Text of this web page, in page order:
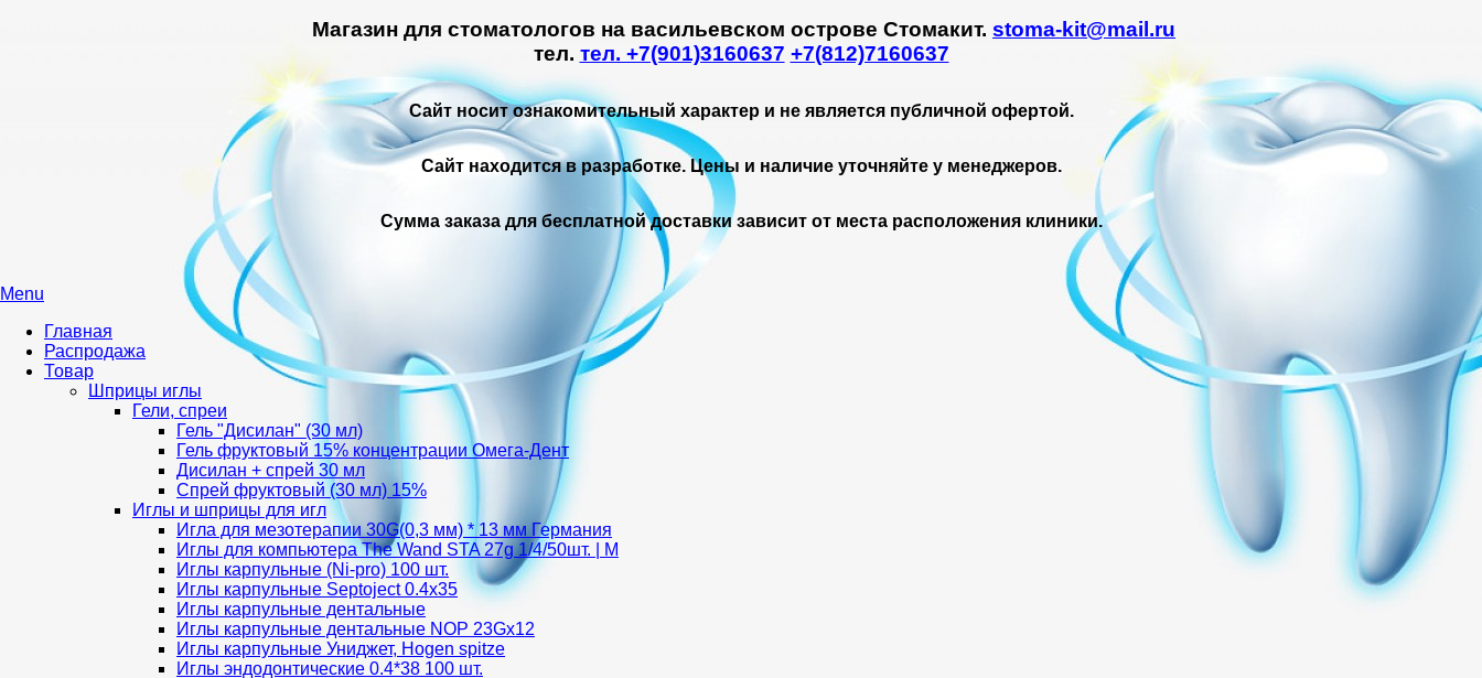
Магазин для стоматологов на васильевском острове Стомакит. stoma-kit@mail.ru
тел. тел. +7(901)3160637 +7(812)7160637
Сайт носит ознакомительный характер и не является публичной офертой.
Сайт находится в разработке. Цены и наличие уточняйте у менеджеров.
Сумма заказа для бесплатной доставки зависит от места расположения клиники.
Menu
Главная
Распродажа
Товар
Шприцы иглы
Гели, спреи
Гель "Дисилан" (30 мл)
Гель фруктовый 15% концентрации Омега-Дент
Дисилан + спрей 30 мл
Спрей фруктовый (30 мл) 15%
Иглы и шприцы для игл
Игла для мезотерапии 30G(0,3 мм) * 13 мм Германия
Иглы для компьютера The Wand STA 27g 1/4/50шт. | M
Иглы карпульные (Ni-pro) 100 шт.
Иглы карпульные Septoject 0.4х35
Иглы карпульные дентальные
Иглы карпульные дентальные NOP 23Gх12
Иглы карпульные Униджет, Hogen spitze
Иглы эндодонтические 0.4*38 100 шт.